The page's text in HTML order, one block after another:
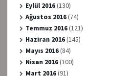
Eylül 2016(130)
Ağustos 2016(74)
Temmuz 2016(121)
Haziran 2016(145)
Mayıs 2016(84)
Nisan 2016(100)
Mart 2016(91)